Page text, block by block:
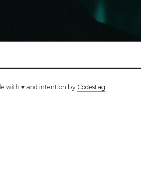
with ♥ and intention by Codestag